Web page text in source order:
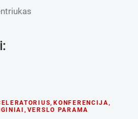
, KONFERENCIJA,
, VERSLO PARAMA